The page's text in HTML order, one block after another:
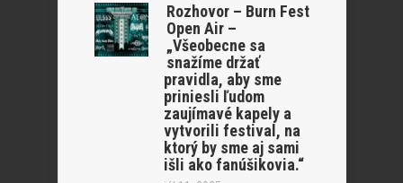
Rozhovor – Burn Fest
Open Air –
„Všeobecne sa
snažíme držať
pravidla, aby sme
priniesli ľudom
zaujímavé kapely a
vytvorili festival, na
ktorý by sme aj sami
išli ako fanúšikovia.“